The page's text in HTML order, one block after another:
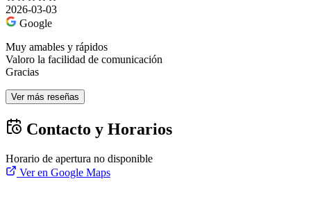
2026-03-03
Google
Muy amables y rápidos
Valoro la facilidad de comunicación
Gracias
Ver más reseñas
Contacto y Horarios
Horario de apertura no disponible
Ver en Google Maps